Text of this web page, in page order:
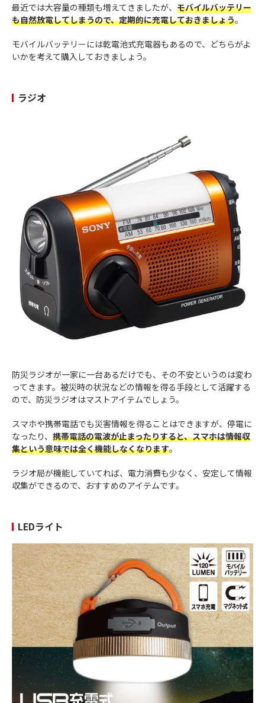
最近では大容量の種類も増えてきましたが、 モバイルバッテリー
も自然放電してしまうので、定期的に充電しておきましょう。
モバイルバッテリーには乾電池式充電器もあるので、どちらがよ
いかを考えて購入しておきましょう。
ラジオ
防災ラジオが一家に一台あるだけでも、その不安というのは変わ
ってきます。被災時の状況などの情報を得る手段として活躍する
ので、防災ラジオはマストアイテムでしょう。
スマホや携帯電話でも災害情報を得ることはできますが、停電に
なったり、 携帯電話の電波が止まったりすると、スマホは情報収
集という意味では全く機能しなくなります。
ラジオ局が機能していてれば、電力消費も少なく、安定して情報
収集ができるので、おすすめのアイテムです。
LEDライト